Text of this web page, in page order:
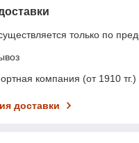
только по
компания (от 1910 тг.)
доставки